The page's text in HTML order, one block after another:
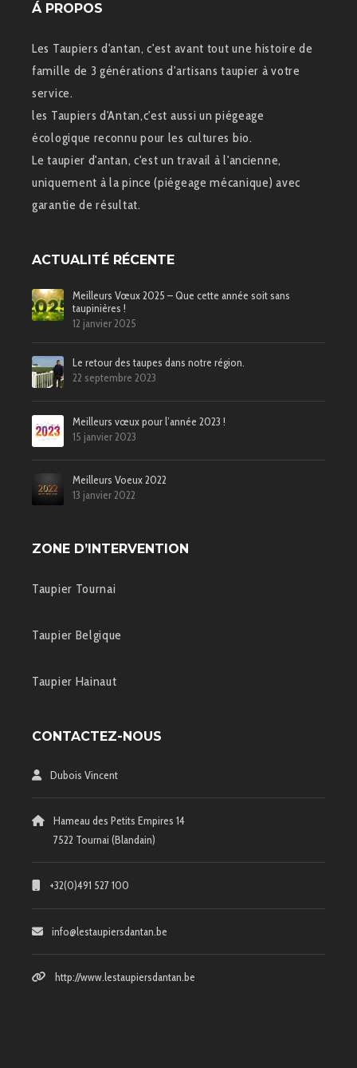
Á PROPOS
Les Taupiers d'antan, c'est avant tout une histoire de
famille de 3 générations d'artisans taupier à votre
service.
les Taupiers d'Antan,c'est aussi un piégeage
écologique reconnu pour les cultures bio.
Le taupier d'antan, c'est un travail à l'ancienne,
uniquement à la pince (piégeage mécanique) avec
garantie de résultat.
ACTUALITÉ RÉCENTE
Meilleurs Vœux 2025 – Que cette année soit sans
taupinières !
12 janvier 2025
Le retour des taupes dans notre région.
22 septembre 2023
Meilleurs vœux pour l’année 2023 !
15 janvier 2023
Meilleurs Voeux 2022
13 janvier 2022
ZONE D’INTERVENTION
Taupier Tournai
Taupier Belgique
Taupier Hainaut
CONTACTEZ-NOUS
Dubois Vincent
Hameau des Petits Empires 14
7522 Tournai (Blandain)
+32(0)491 527 100
info@lestaupiersdantan.be
http://www.lestaupiersdantan.be